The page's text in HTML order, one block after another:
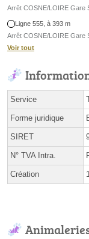
Arrêt COSNE/LOIRE Gare
Ligne 555, à 393 m
Arrêt COSNE/LOIRE Gare
Voir tout
Service
Forme juridique
SIRET
N° TVA Intra.
Création